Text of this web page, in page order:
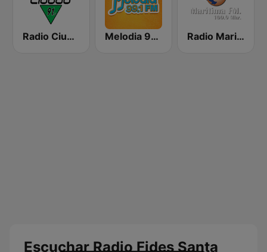
Radio Ciudad Melodia 99.1 FM Radio Maritima FM
Escuchar Radio Fides Santa